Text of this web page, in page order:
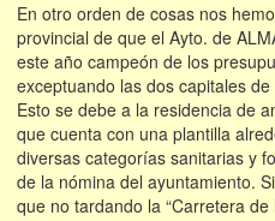
En otro orden de cosas nos
provincial de que el Ayto. de
este año campeón de los
exceptuando las dos capitales
Esto se debe a la residencia de
que cuenta con una plantilla
diversas categorías sanitarias y
de la nómina del ayuntamiento.
que no tardando la “Carretera